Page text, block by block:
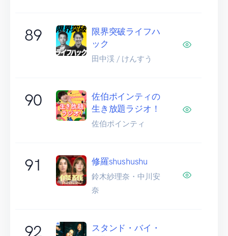
89
限界突破ライフハ
ック
田中渓 / けんすう
90
佐伯ポインティの
生き放題ラジオ！
佐伯ポインティ
91 修羅shushushu
鈴木紗理奈・中川安
奈
92
スタンド・バイ・